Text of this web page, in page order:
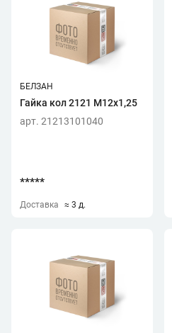
БЕЛЗАН
Гайка кол 2121 М12х1,25
арт. 21213101040
*****
Доставка ≈ 3 д.